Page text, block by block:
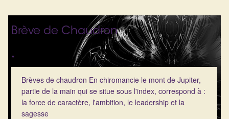
Brève de Chaudron
"
Brèves de chaudron En chiromancie le mont de Jupiter,
partie de la main qui se situe sous l'index, correspond à :
la force de caractère, l'ambition, le leadership et la
sagesse